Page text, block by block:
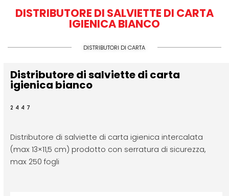
DISTRIBUTORE DI SALVIETTE DI CARTA
IGIENICA BIANCO
DISTRIBUTORI DI CARTA
Distributore di salviette di carta
igienica bianco
2447
Distributore di salviette di carta igienica intercalata
(max 13×11,5 cm) prodotto con serratura di sicurezza,
max 250 fogli